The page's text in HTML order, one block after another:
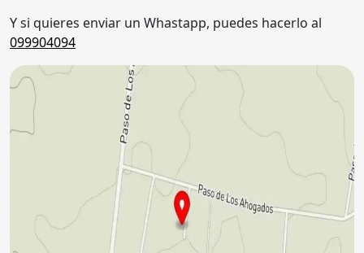
Y si quieres enviar un Whastapp, puedes hacerlo al
099904094